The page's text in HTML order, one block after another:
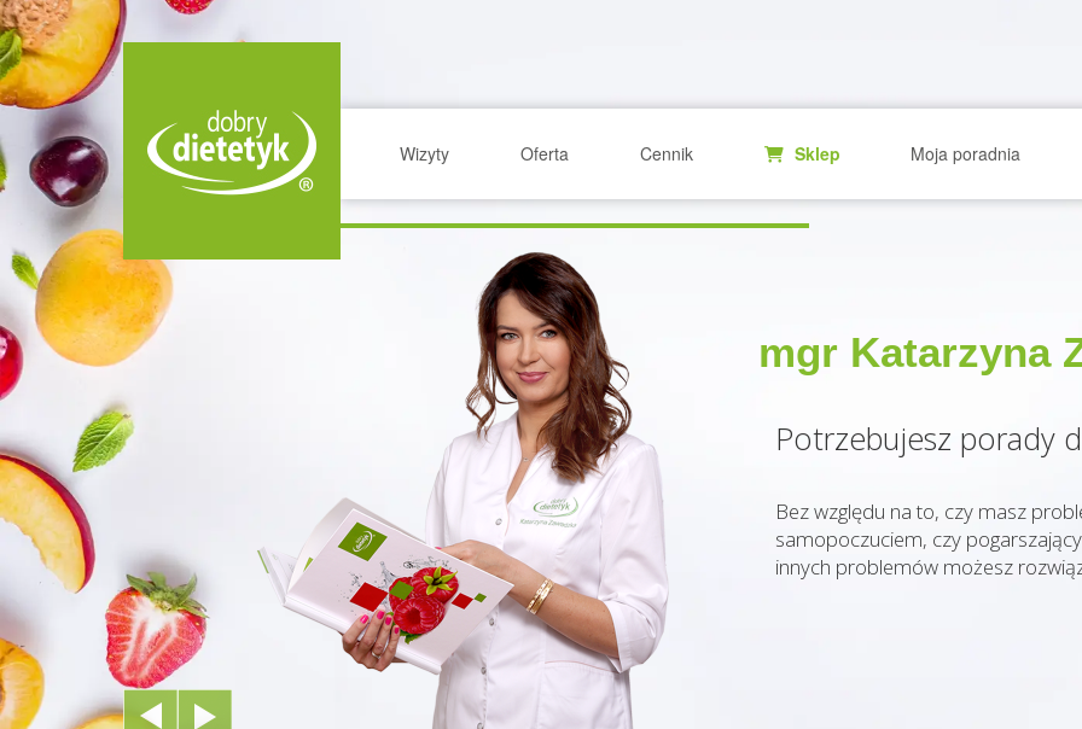
Wizyty Oferta Cennik Sklep Moja poradnia
mgr Katarzyna
Potrzebujesz porady
Bez względu na to, czy masz
samopoczuciem, czy
innych problemów możesz
Pobierz i wprowadź mój indywidualny
kod z akcji promocyjnej
Przejdź do sklepu